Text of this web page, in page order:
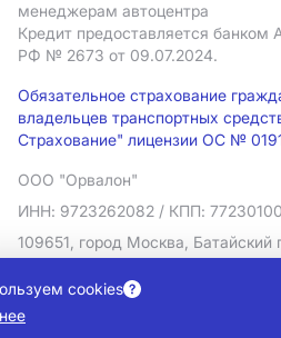
менеджерам автоцентра
Кредит предоставляется банком
РФ № 2673 от 09.07.2024.
Обязательное страхование
владельцев транспортных
Страхование" лицензии ОС №
ООО "Орвалон"
ИНН: 9723262082 / КПП:
109651, город Москва,
Политика в отношении
Согласие на рекламную рассылку
Правовая информация
cookies